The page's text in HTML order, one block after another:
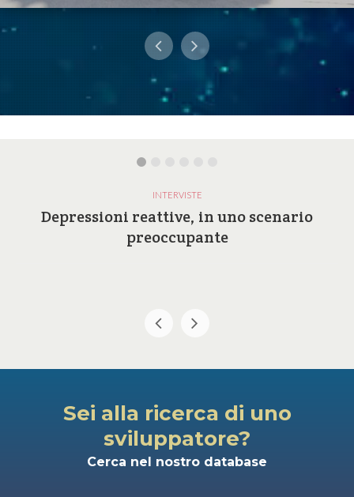
INTERVISTE
Depressioni reattive, in uno scenario
preoccupante
Sei alla ricerca di uno
sviluppatore?
Cerca nel nostro database